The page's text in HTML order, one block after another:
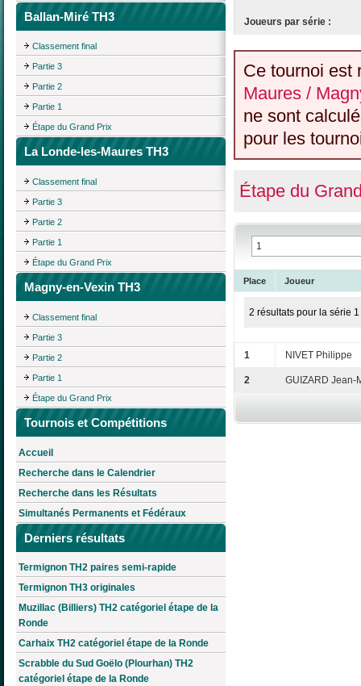
Ballan-Miré TH3
Classement final
Partie 3
Partie 2
Partie 1
Étape du Grand Prix
La Londe-les-Maures TH3
Classement final
Partie 3
Partie 2
Partie 1
Étape du Grand Prix
Magny-en-Vexin TH3
Classement final
Partie 3
Partie 2
Partie 1
Étape du Grand Prix
Tournois et Compétitions
Accueil
Recherche dans le Calendrier
Recherche dans les Résultats
Simultanés Permanents et Fédéraux
Derniers résultats
Termignon TH2 paires semi-rapide
Termignon TH3 originales
Muzillac (Billiers) TH2 catégoriel étape de la
Ronde
Carhaix TH2 catégoriel étape de la Ronde
Scrabble du Sud Goëlo (Plourhan) TH2
catégoriel étape de la Ronde
Joueurs par série :
Ce tournoi est
Maures /
ne sont
pour les
Étape du
Place Joueur
2 résultats pour la série 1
1 NIVET Philippe
2 GUIZARD Jean-